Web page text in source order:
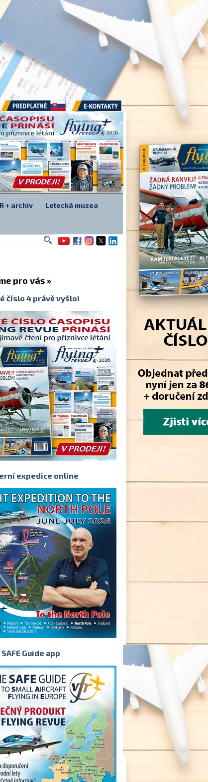
pro vás »
číslo 4 právě vyšlo!
expedice online
Guide app
Předplatné E-kontakty
+ archiv Letecká muzea